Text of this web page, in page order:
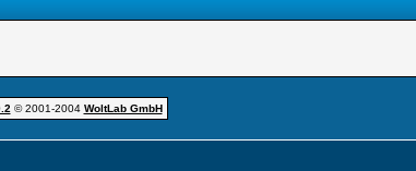
© 2001-2004 WoltLab GmbH